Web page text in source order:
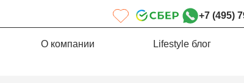
+7 (495)
О компании Lifestyle блог